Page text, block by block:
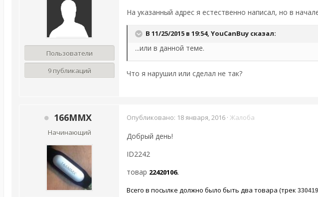
Пользователи
9 публикаций
На указанный адрес я естественно написал, но в
В 11/25/2015 в 19:54, YouCanBuy сказал:
...или в данной теме.
Что я нарушил или сделал не так?
166MMX
Начинающий
Опубликовано: 18 января, 2016 · Жалоба
Добрый день!
ID2242
товар 22420106.
Всего в посылке должно было быть два товара (трек